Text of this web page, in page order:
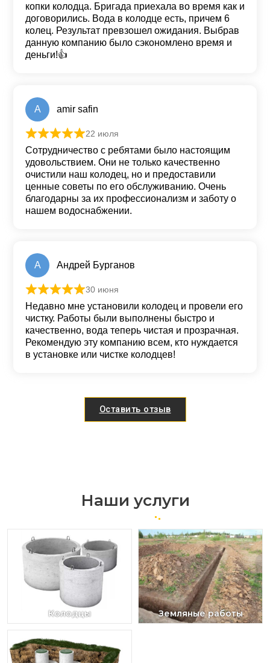
копки колодца. Бригада приехала во время как и
договорились. Вода в колодце есть, причем 6
колец. Результат превзошел ожидания. Выбрав
данную компанию было сэкономлено время и
деньги!👍
A amir safin
Оценка
22 июля
Сотрудничество с ребятами было настоящим
удовольствием. Они не только качественно
очистили наш колодец, но и предоставили
ценные советы по его обслуживанию. Очень
благодарны за их профессионализм и заботу о
нашем водоснабжении.
А Андрей Бурганов
Оценка
30 июня
Недавно мне установили колодец и провели его
чистку. Работы были выполнены быстро и
качественно, вода теперь чистая и прозрачная.
Рекомендую эту компанию всем, кто нуждается
в установке или чистке колодцев!
Оставить отзыв
Наши услуги
Колодцы Земляные работы